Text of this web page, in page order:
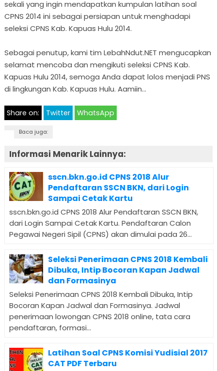
sekali yang ingin mendapatkan kumpulan latihan soal
CPNS 2014 ini sebagai persiapan untuk menghadapi
seleksi CPNS Kab. Kapuas Hulu 2014.
Sebagai penutup, kami tim LebahNdut.NET mengucapkan
selamat mencoba dan mengikuti seleksi CPNS Kab.
Kapuas Hulu 2014, semoga Anda dapat lolos menjadi PNS
di lingkungan Kab. Kapuas Hulu. Aamiin…
Share on: Twitter WhatsApp
Baca juga:
Informasi Menarik Lainnya:
sscn.bkn.go.id CPNS 2018 Alur
Pendaftaran SSCN BKN, dari Login
Sampai Cetak Kartu
sscn.bkn.go.id CPNS 2018 Alur Pendaftaran SSCN BKN,
dari Login Sampai Cetak Kartu. Pendaftaran Calon
Pegawai Negeri Sipil (CPNS) akan dimulai pada 26...
Seleksi Penerimaan CPNS 2018 Kembali
Dibuka, Intip Bocoran Kapan Jadwal
dan Formasinya
Seleksi Penerimaan CPNS 2018 Kembali Dibuka, Intip
Bocoran Kapan Jadwal dan Formasinya. Jadwal
penerimaan lowongan CPNS 2018 online, tata cara
pendaftaran, formasi...
Latihan Soal CPNS Komisi Yudisial 2017
CAT PDF Terbaru